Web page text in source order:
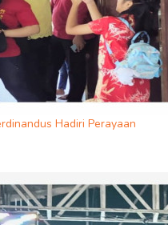
Hadiri Perayaan